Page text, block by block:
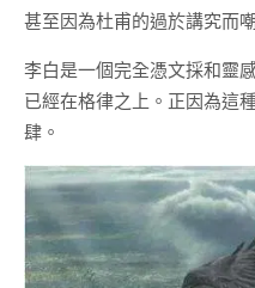
甚至因為杜甫的過於講究而
李白是一個完全憑文採和靈
已經在格律之上。正因為這
肆。